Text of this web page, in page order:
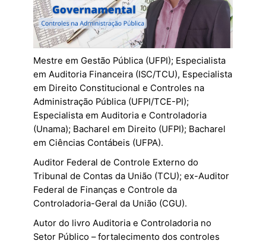
Mestre em Gestão Pública (UFPI); Especialista
em Auditoria Financeira (ISC/TCU), Especialista
em Direito Constitucional e Controles na
Administração Pública (UFPI/TCE-PI);
Especialista em Auditoria e Controladoria
(Unama); Bacharel em Direito (UFPI); Bacharel
em Ciências Contábeis (UFPA).
Auditor Federal de Controle Externo do
Tribunal de Contas da União (TCU); ex-Auditor
Federal de Finanças e Controle da
Controladoria-Geral da União (CGU).
Autor do livro Auditoria e Controladoria no
Setor Público – fortalecimento dos controles